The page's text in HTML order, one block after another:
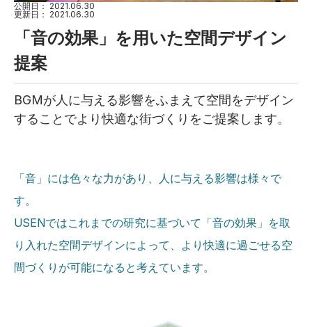
公開日： 2021.06.30
更新日： 2021.06.30
「音の効果」を用いた空間デザイン
提案
BGMが人に与える影響をふまえて空間をデザイン
することでより快適な街づくりをご提案します。
「音」には色々な力があり、人に与える影響は様々で
す。
USENではこれまでの研究に基づいて「音の効果」を取
り入れた空間デザインによって、より快適に過ごせる空
間づくりが可能になると考えています。